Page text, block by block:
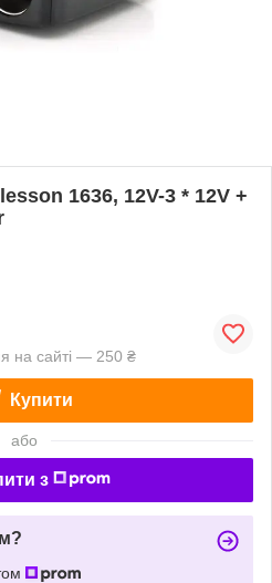
1636, 12V-3 * 12V +
на сайті — 250 ₴
Купити
або
з